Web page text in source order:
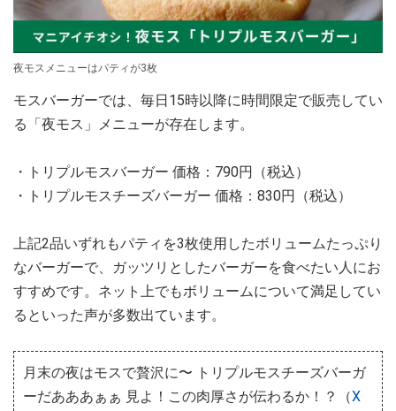
夜モスメニューはパティが3枚
モスバーガーでは、毎日15時以降に時間限定で販売してい
る「夜モス」メニューが存在します。
・トリプルモスバーガー 価格：790円（税込）
・トリプルモスチーズバーガー 価格：830円（税込）
上記2品いずれもパティを3枚使用したボリュームたっぷり
なバーガーで、ガッツリとしたバーガーを食べたい人にお
すすめです。ネット上でもボリュームについて満足してい
るといった声が多数出ています。
月末の夜はモスで贅沢に〜 トリプルモスチーズバーガ
ーだあああぁぁ 見よ！この肉厚さが伝わるか！？（X